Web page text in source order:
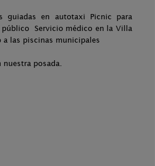
guiadas en autotaxi Picnic para
Servicio médico en la Villa
a las piscinas municipales
nuestra posada.